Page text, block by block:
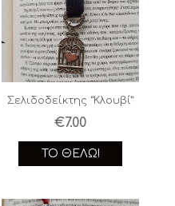
Σελιδοδείκτης “Κλουβί”
€7.00
ΤΟ ΘΈΛΩ!